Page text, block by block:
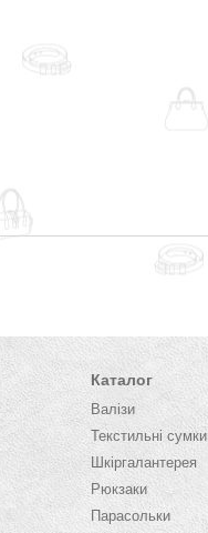
Каталог
Валізи
Текстильні сумки
Шкіргалантерея
Рюкзаки
Парасольки